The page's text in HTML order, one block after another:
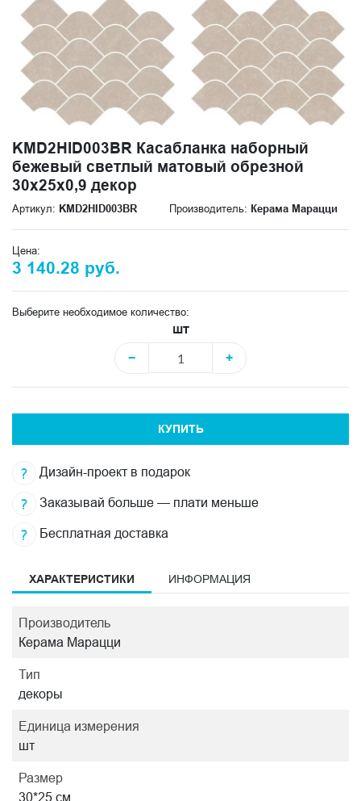
KMD2HID003BR Касабланка наборный
бежевый светлый матовый обрезной
30x25x0,9 декор
Артикул: KMD2HID003BR Производитель: Керама Марацци
Цена:
3 140.28 руб.
Выберите необходимое количество:
шт
−
+
КУПИТЬ
Дизайн-проект в подарок
Заказывай больше — плати меньше
Бесплатная доставка
ХАРАКТЕРИСТИКИ ИНФОРМАЦИЯ
Производитель
Керама Марацци
Тип
декоры
Единица измерения
шт
Размер
30*25 см